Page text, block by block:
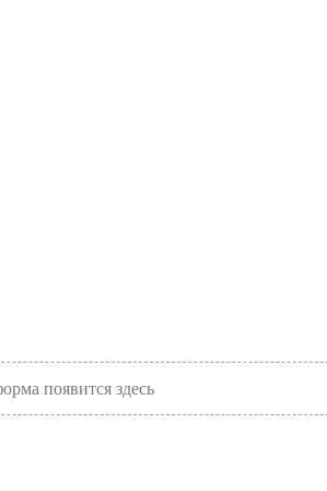
появится здесь